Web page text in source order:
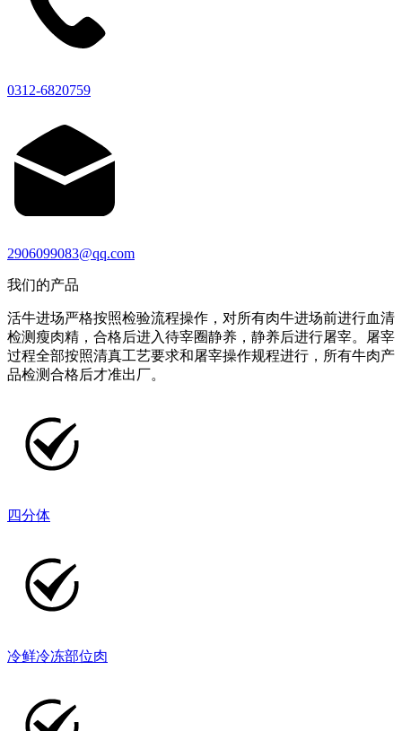
0312-6820759
2906099083@qq.com
我们的产品
活牛进场严格按照检验流程操作，对所有肉牛进场前进行血清
检测瘦肉精，合格后进入待宰圈静养，静养后进行屠宰。屠宰
过程全部按照清真工艺要求和屠宰操作规程进行，所有牛肉产
品检测合格后才准出厂。
四分体
冷鲜冷冻部位肉